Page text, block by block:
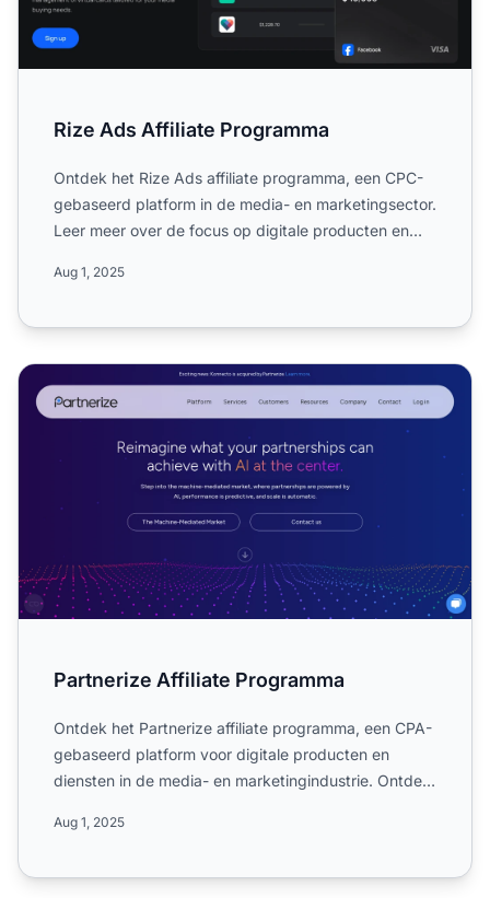
Rize Ads Affiliate Programma
Ontdek het Rize Ads affiliate programma, een CPC-
gebaseerd platform in de media- en marketingsector.
Leer meer over de focus op digitale producten en
Aug 1, 2025
Partnerize Affiliate Programma
Partnerize Affiliate Programma
Ontdek het Partnerize affiliate programma, een CPA-
gebaseerd platform voor digitale producten en
diensten in de media- en marketingindustrie. Ontdek
Aug 1, 2025